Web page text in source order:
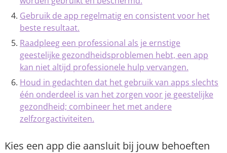
Gebruik de app regelmatig en consistent voor het
beste resultaat.
Raadpleeg een professional als je ernstige
geestelijke gezondheidsproblemen hebt, een app
kan niet altijd professionele hulp vervangen.
Houd in gedachten dat het gebruik van apps slechts
één onderdeel is van het zorgen voor je geestelijke
gezondheid; combineer het met andere
zelfzorgactiviteiten.
Kies een app die aansluit bij jouw behoeften